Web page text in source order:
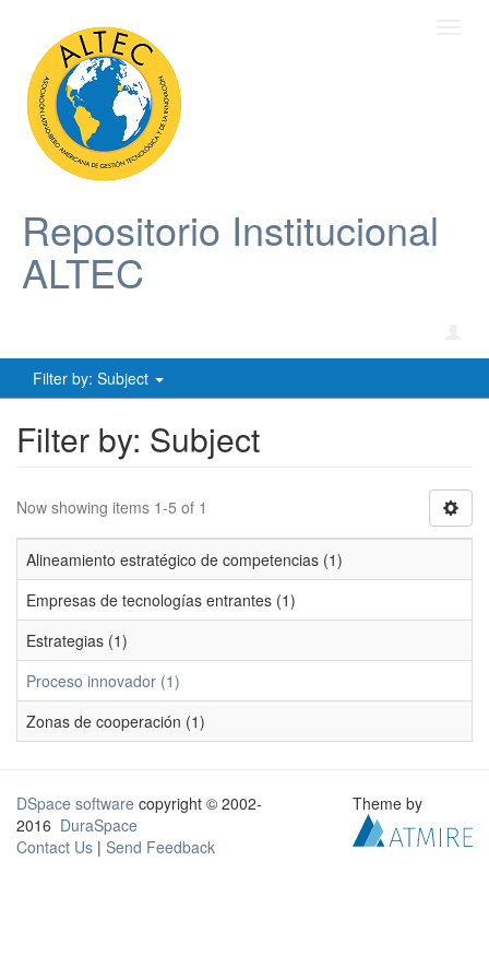
Repositorio Institucional
ALTEC
Filter by: Subject
Filter by: Subject
Now showing items 1-5 of 1
Alineamiento estratégico de competencias (1)
Empresas de tecnologías entrantes (1)
Estrategias (1)
Proceso innovador (1)
Zonas de cooperación (1)
DSpace software copyright © 2002-
2016 DuraSpace
Contact Us | Send Feedback
Theme by